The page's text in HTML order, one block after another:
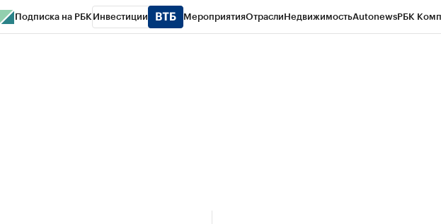
Подписка на РБК Инвестиции МероприятияОтраслиНедвижимостьAutonewsРБК